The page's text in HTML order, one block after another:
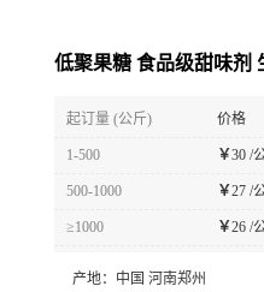
低聚果糖 食品级甜味剂
起订量 (公斤) 价格
1-500 ￥30 /
500-1000 ￥27 /
≥1000 ￥26 /
产地： 中国 河南郑州